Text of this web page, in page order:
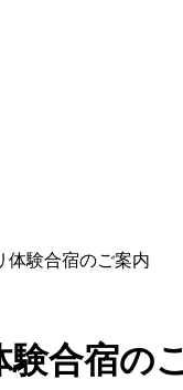
体験合宿のご案内
験合宿の